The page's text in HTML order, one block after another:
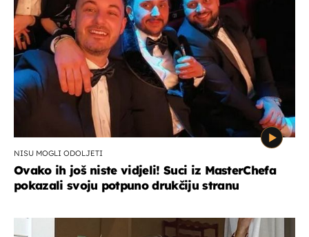
NISU MOGLI ODOLJETI
Ovako ih još niste vidjeli! Suci iz MasterChefa
pokazali svoju potpuno drukčiju stranu